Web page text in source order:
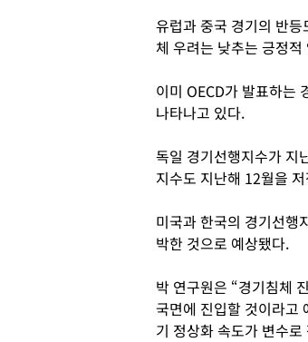
유럽과 중국 경기의 반등
체 우려는 낮추는 긍정
이미 OECD가 발표하는
나타나고 있다.
독일 경기선행지수가 지
지수도 지난해 12월을
미국과 한국의 경기선행
박한 것으로 예상됐다.
박 연구원은 “경기침체
국면에 진입할 것이라고
기 정상화 속도가 변수